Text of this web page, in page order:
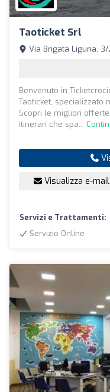
Taoticket Srl
Via Brigata Liguria, 3/
Benvenuto in
Taoticket, specializzato
Scopri le migliori
itinerari che spa...
Visualizza e-mail
Servizi e Trattamenti:
Servizio Online